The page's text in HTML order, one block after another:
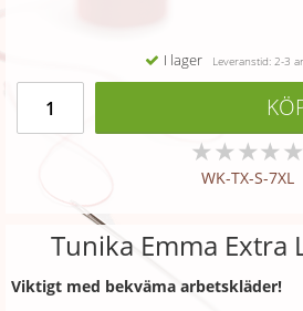
I lager Leveranstid: 2-3
★★★★★
WK-TX-S-7XL
Tunika Emma Extra
Viktigt med bekväma arbetskläder!